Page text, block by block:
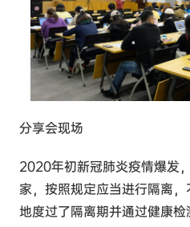
分享会现场
2020年初新冠肺炎疫情爆发
家，按照规定应当进行隔离
地度过了隔离期并通过健康